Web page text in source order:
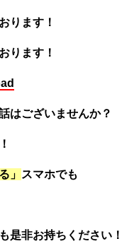
ります！
ります！
はございませんか？
」 スマホでも
是非お持ちください！